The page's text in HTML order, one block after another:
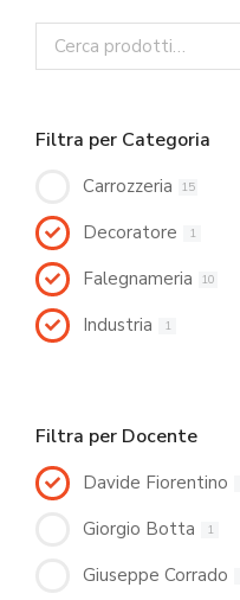
Filtra per Categoria
Carrozzeria 15
Decoratore 1
Falegnameria 10
Industria 1
Filtra per Docente
Davide Fiorentino
Giorgio Botta 1
Giuseppe Corrado